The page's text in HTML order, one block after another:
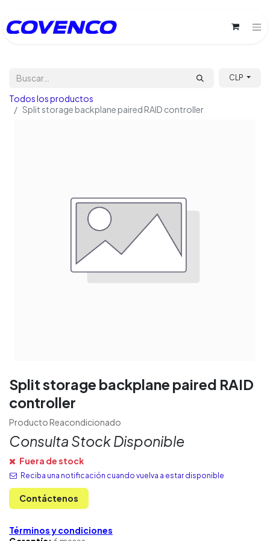
CLP
Todos los productos
Split storage backplane paired RAID controller
Split storage backplane paired RAID
controller
Producto Reacondicionado
Consulta Stock Disponible
Fuera de stock
Reciba una notificación cuando vuelva a estar disponible
Contáctenos
Términos y condiciones